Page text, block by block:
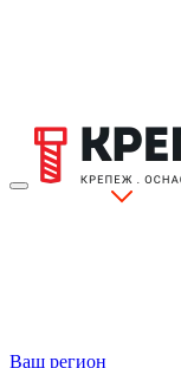
Ваш регион